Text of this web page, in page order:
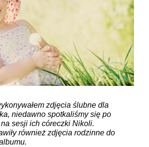
zdjęcia ślubne dla
niedawno spotkaliśmy się po
sesji ich córeczki Nikoli.
również zdjęcia rodzinne do